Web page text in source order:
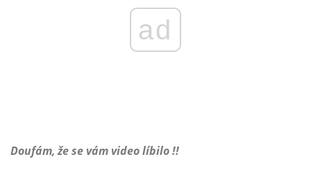
ad
Doufám, že se vám video líbilo !!